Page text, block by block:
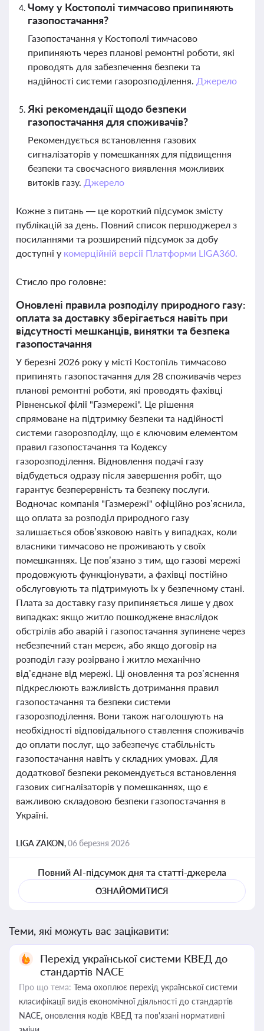
Чому у Костополі тимчасово припиняють
газопостачання?
Газопостачання у Костополі тимчасово
припиняють через планові ремонтні роботи, які
проводять для забезпечення безпеки та
надійності системи газорозподілення. Джерело
Які рекомендації щодо безпеки
газопостачання для споживачів?
Рекомендується встановлення газових
сигналізаторів у помешканнях для підвищення
безпеки та своєчасного виявлення можливих
витоків газу. Джерело
Кожне з питань — це короткий підсумок змісту
публікацій за день. Повний список першоджерел з
посиланнями та розширений підсумок за добу
доступні у комерційній версії Платформи LIGA360.
Стисло про головне:
Оновлені правила розподілу природного газу:
оплата за доставку зберігається навіть при
відсутності мешканців, винятки та безпека
газопостачання
У березні 2026 року у місті Костопіль тимчасово
припинять газопостачання для 28 споживачів через
планові ремонтні роботи, які проводять фахівці
Рівненської філії "Газмережі". Це рішення
спрямоване на підтримку безпеки та надійності
системи газорозподілу, що є ключовим елементом
правил газопостачання та Кодексу
газорозподілення. Відновлення подачі газу
відбудеться одразу після завершення робіт, що
гарантує безперервність та безпеку послуги.
Водночас компанія "Газмережі" офіційно роз’яснила,
що оплата за розподіл природного газу
залишається обов’язковою навіть у випадках, коли
власники тимчасово не проживають у своїх
помешканнях. Це пов’язано з тим, що газові мережі
продовжують функціонувати, а фахівці постійно
обслуговують та підтримують їх у безпечному стані.
Плата за доставку газу припиняється лише у двох
випадках: якщо житло пошкоджене внаслідок
обстрілів або аварій і газопостачання зупинене через
небезпечний стан мереж, або якщо договір на
розподіл газу розірвано і житло механічно
від’єднане від мережі. Ці оновлення та роз’яснення
підкреслюють важливість дотримання правил
газопостачання та безпеки системи
газорозподілення. Вони також наголошують на
необхідності відповідального ставлення споживачів
до оплати послуг, що забезпечує стабільність
газопостачання навіть у складних умовах. Для
додаткової безпеки рекомендується встановлення
газових сигналізаторів у помешканнях, що є
важливою складовою безпеки газопостачання в
Україні.
LIGA ZAKON,06 березня 2026
Повний AI-підсумок дня та статті-джерела
ОЗНАЙОМИТИСЯ
Теми, які можуть вас зацікавити:
Перехід української системи КВЕД до
стандартів NACE
Про що тема: Тема охоплює перехід української системи
класифікації видів економічної діяльності до стандартів
NACE, оновлення кодів КВЕД та пов'язані нормативні